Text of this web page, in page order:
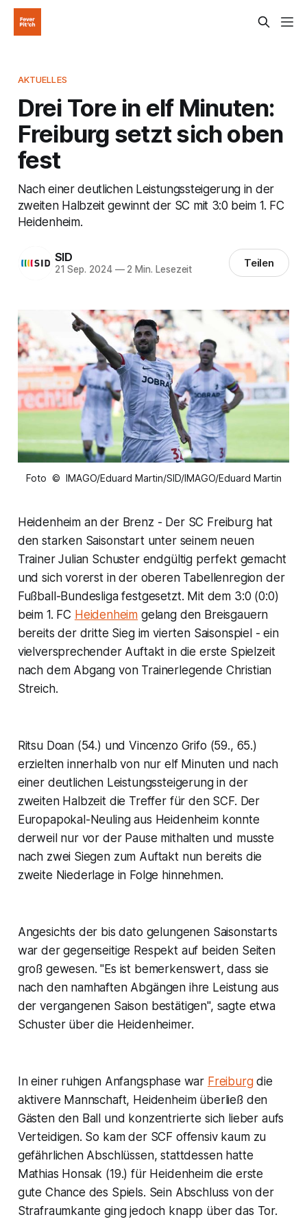
AKTUELLES
Drei Tore in elf Minuten:
Freiburg setzt sich oben
fest
Nach einer deutlichen Leistungssteigerung in der
zweiten Halbzeit gewinnt der SC mit 3:0 beim 1. FC
Heidenheim.
SID
21 Sep. 2024 —2 Min. Lesezeit Teilen
Foto © IMAGO/Eduard Martin/SID/IMAGO/Eduard Martin
Heidenheim an der Brenz - Der SC Freiburg hat
den starken Saisonstart unter seinem neuen
Trainer Julian Schuster endgültig perfekt gemacht
und sich vorerst in der oberen Tabellenregion der
Fußball-Bundesliga festgesetzt. Mit dem 3:0 (0:0)
beim 1. FC Heidenheim gelang den Breisgauern
bereits der dritte Sieg im vierten Saisonspiel - ein
vielversprechender Auftakt in die erste Spielzeit
nach dem Abgang von Trainerlegende Christian
Streich.
Ritsu Doan (54.) und Vincenzo Grifo (59., 65.)
erzielten innerhalb von nur elf Minuten und nach
einer deutlichen Leistungssteigerung in der
zweiten Halbzeit die Treffer für den SCF. Der
Europapokal-Neuling aus Heidenheim konnte
derweil nur vor der Pause mithalten und musste
nach zwei Siegen zum Auftakt nun bereits die
zweite Niederlage in Folge hinnehmen.
Angesichts der bis dato gelungenen Saisonstarts
war der gegenseitige Respekt auf beiden Seiten
groß gewesen. "Es ist bemerkenswert, dass sie
nach den namhaften Abgängen ihre Leistung aus
der vergangenen Saison bestätigen", sagte etwa
Schuster über die Heidenheimer.
In einer ruhigen Anfangsphase war Freiburgdie
aktivere Mannschaft, Heidenheim überließ den
Gästen den Ball und konzentrierte sich lieber aufs
Verteidigen. So kam der SCF offensiv kaum zu
gefährlichen Abschlüssen, stattdessen hatte
Mathias Honsak (19.) für Heidenheim die erste
gute Chance des Spiels. Sein Abschluss von der
Strafraumkante ging jedoch knapp über das Tor.